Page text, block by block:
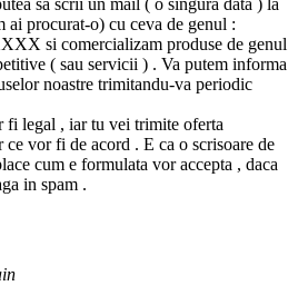
sa scrii un mail ( o singura data ) la
ai procurat-o) cu ceva de genul :
si comercializam produse de genul
( sau servicii ) . Va putem informa
noastre trimitandu-va periodic
fi legal , iar tu vei trimite oferta
ce vor fi de acord . E ca o scrisoare de
cum e formulata vor accepta , daca
in spam .